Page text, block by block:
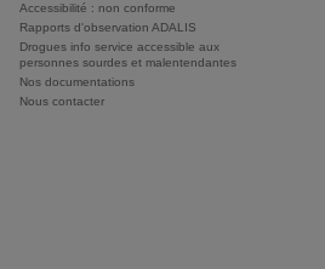
Accessibilité : non conforme
Rapports d'observation ADALIS
Drogues info service accessible aux
personnes sourdes et malentendantes
Nos documentations
Nous contacter